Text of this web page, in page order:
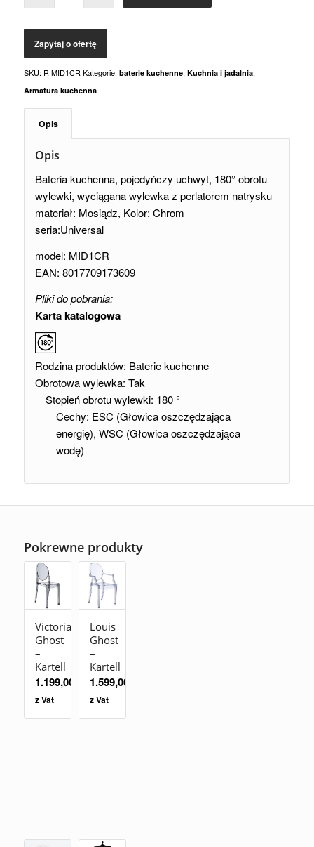
SKU: R MID1CR Kategorie: baterie kuchenne, Kuchnia i jadalnia,
Armatura kuchenna
Opis
Opis
Bateria kuchenna, pojedyńczy uchwyt, 180° obrotu
wylewki, wyciągana wylewka z perlatorem natrysku
materiał: Mosiądz, Kolor: Chrom
seria:Universal
model: MID1CR
EAN: 8017709173609
Pliki do pobrania:
Karta katalogowa
Rodzina produktów: Baterie kuchenne
Obrotowa wylewka: Tak
Stopień obrotu wylewki: 180 °
Cechy: ESC (Głowica oszczędzająca
energię), WSC (Głowica oszczędzająca
wodę)
Pokrewne produkty
Victoria
Ghost
–
Kartell
1.199,00
z Vat
Louis
Ghost
–
Kartell
1.599,00
z Vat